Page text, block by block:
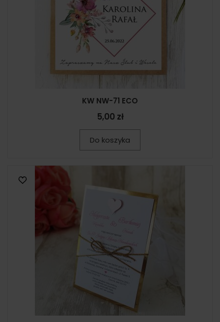
KW NW-71 ECO
5,00 zł
Do koszyka